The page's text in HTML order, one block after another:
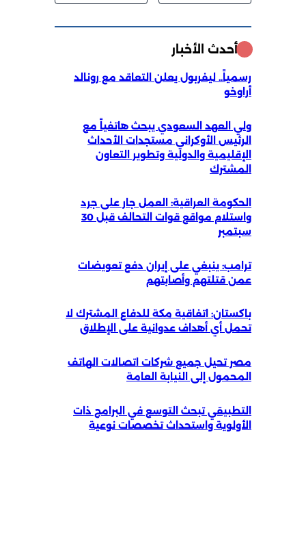
أحدث الأخبار
رسمياً.. ليفربول يعلن التعاقد مع رونالد
أراوخو
ولي العهد السعودي يبحث هاتفياً مع
الرئيس الأوكراني مستجدات الأحداث
الإقليمية والدولية وتطوير التعاون
المشترك
الحكومة العراقية: العمل جار على جرد
واستلام مواقع قوات التحالف قبل 30
سبتمبر
ترامب: ينبغي على إيران دفع تعويضات
عمن قتلتهم وأصابتهم
باكستان: اتفاقية مكة للدفاع المشترك لا
تحمل أي أهداف عدوانية على الإطلاق
مصر تحيل جميع شركات اتصالات الهاتف
المحمول إلى النيابة العامة
التطبيقي تبحث التوسع في البرامج ذات
الأولوية واستحداث تخصصات نوعية